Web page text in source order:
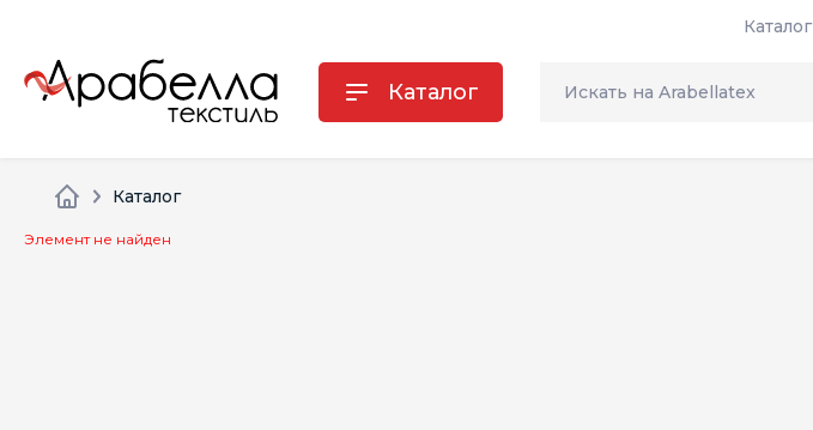
Каталог
Каталог
Каталог
Элемент не найден